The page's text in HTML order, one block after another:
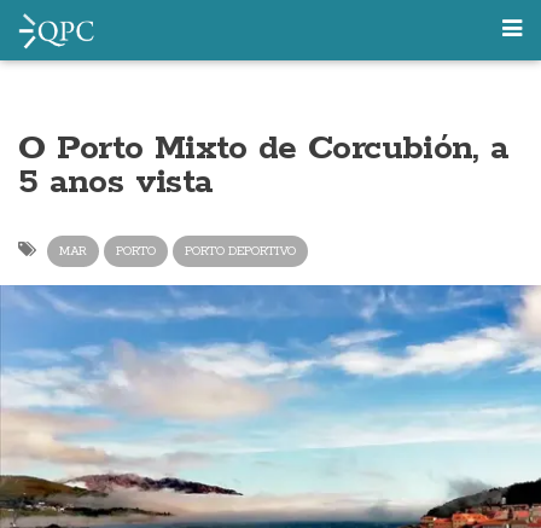
O Porto Mixto de Corcubión, a
5 anos vista
MAR PORTO PORTO DEPORTIVO